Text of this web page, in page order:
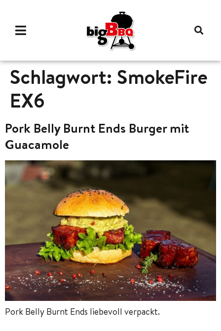
Schlagwort: SmokeFire
EX6
Pork Belly Burnt Ends Burger mit
Guacamole
Pork Belly Burnt Ends liebevoll verpackt.